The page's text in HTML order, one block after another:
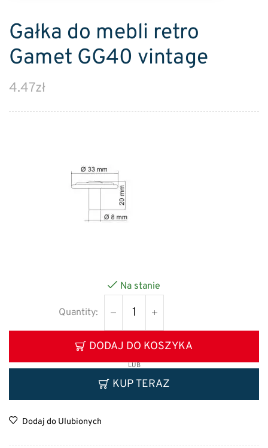
Gałka do mebli retro
Gamet GG40 vintage
4.47zł
Na stanie
DODAJ DO KOSZYKA
LUB
KUP TERAZ
Dodaj do Ulubionych